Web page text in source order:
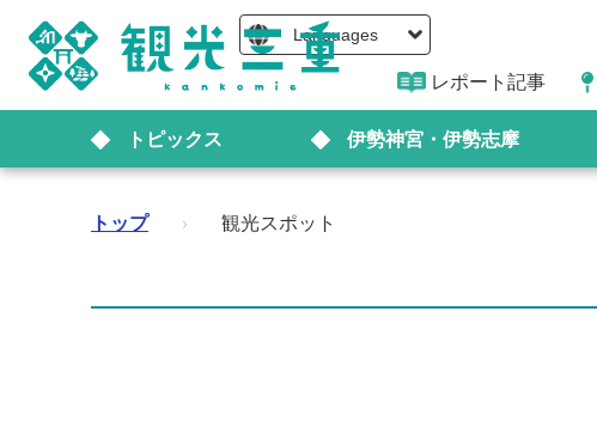
Languages
レポート記事
トピックス 伊勢神宮・伊勢志摩
トップ › 観光スポット